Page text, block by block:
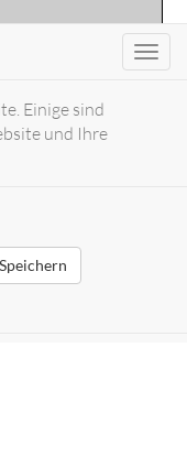
Einige sind
und Ihre
Speichern